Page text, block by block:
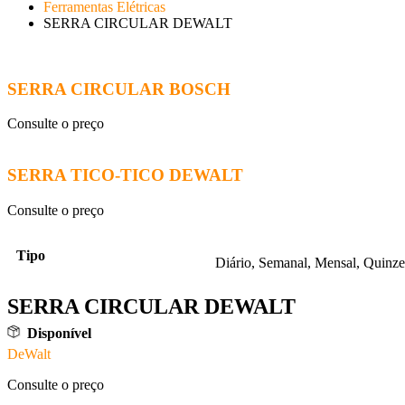
Ferramentas Elétricas
SERRA CIRCULAR DEWALT
SERRA CIRCULAR BOSCH
Consulte o preço
SERRA TICO-TICO DEWALT
Consulte o preço
Tipo Diário, Semanal, Mensal,
SERRA CIRCULAR DEWALT
Disponível
DeWalt
Consulte o preço